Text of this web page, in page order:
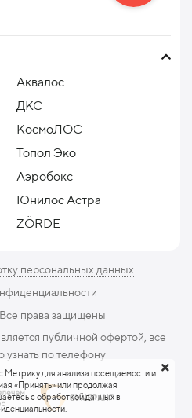
Аквалос
ДКС
КосмоЛОС
Топол Эко
Аэробокс
Юнилос Астра
ZÖRDE
персональных данных
права защищены
публичной офертой, все
узнать по телефону
для анализа посещаемости и
«Принять» или продолжая
с обработкой данных в